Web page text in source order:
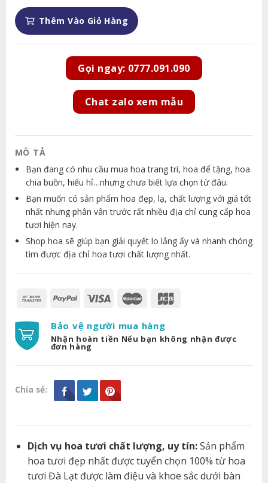
Thêm Vào Giỏ Hàng
Gọi ngay: 0777.091.090
Chat zalo xem mẫu
MÔ TẢ
Bạn đang có nhu cầu mua hoa trang trí, hoa để tặng, hoa
chia buồn, hiếu hỉ…nhưng chưa biết lựa chọn từ đâu.
Bạn muốn có sản phẩm hoa đẹp, lạ, chất lượng với giá tốt
nhất nhưng phân vân trước rất nhiều địa chỉ cung cấp hoa
tươi hiện nay.
Shop hoa sẽ giúp bạn giải quyết lo lắng ấy và nhanh chóng
tìm được địa chỉ hoa tươi chất lượng nhất.
Bảo vệ người mua hàng
Nhận hoàn tiền Nếu bạn không nhận được
đơn hàng
Chia sẻ:
Dịch vụ hoa tươi chất lượng, uy tín:Sản phẩm
hoa tươi đẹp nhất được tuyển chọn 100% từ hoa
tươi Đà Lạt được làm điệu và khoe sắc dưới bàn